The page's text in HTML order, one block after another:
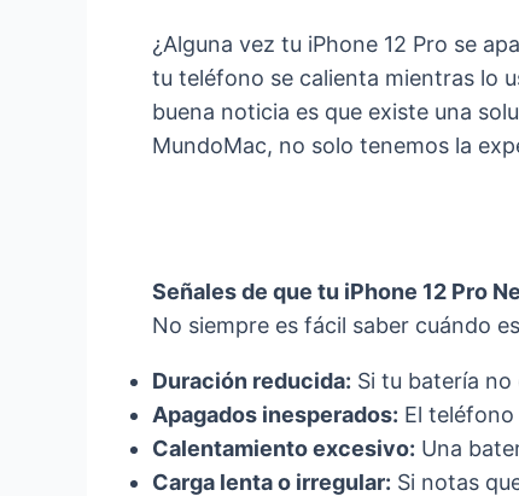
¿Alguna vez tu iPhone 12 Pro se
tu teléfono se calienta mientras lo
buena noticia es que existe una
MundoMac, no solo tenemos la
Señales de que tu iPhone 12 Pro
No siempre es fácil saber cuándo
Duración reducida: Si tu batería
Apagados inesperados: El
Calentamiento excesivo: Una
Carga lenta o irregular: Si notas